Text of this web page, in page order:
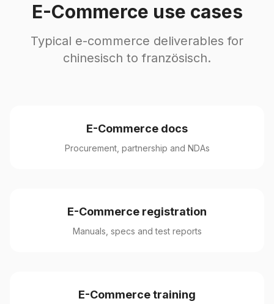
E-Commerce use cases
Typical e-commerce deliverables for
chinesisch to französisch.
E-Commerce docs
Procurement, partnership and NDAs
E-Commerce registration
Manuals, specs and test reports
E-Commerce training